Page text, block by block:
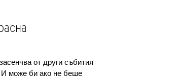
от други събития
И може би ако не беше